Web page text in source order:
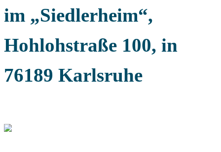
im „Siedlerheim“,
Hohlohstraße 100, in
76189 Karlsruhe